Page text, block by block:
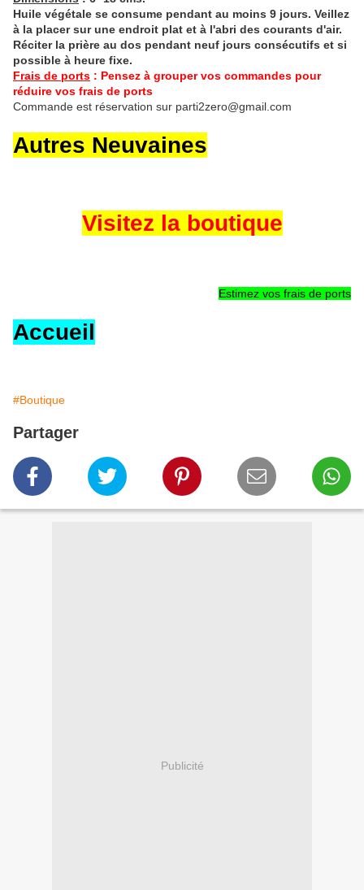
Huile végétale se consume pendant au moins 9 jours. Veillez
à la placer sur une endroit plat et à l'abri des courants d'air.
Réciter la prière au dos pendant neuf jours consécutifs et si
possible à heure fixe.
Frais de ports : Pensez à grouper vos commandes pour
réduire vos frais de ports
Commande est réservation sur parti2zero@gmail.com
Autres Neuvaines
Visitez la boutique
Estimez vos frais de ports
Accueil
#Boutique
Partager
Publicité